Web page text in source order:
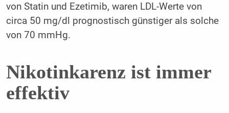
von Statin und Ezetimib, waren LDL-Werte von
circa 50 mg/dl prognostisch günstiger als solche
von 70 mmHg.
Nikotinkarenz ist immer
effektiv